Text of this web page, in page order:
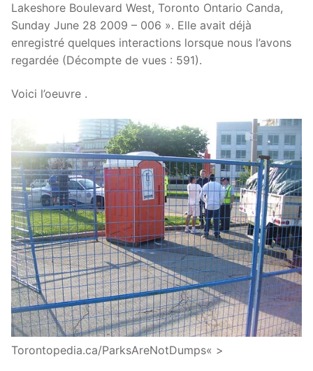
Lakeshore Boulevard West, Toronto Ontario Canda,
Sunday June 28 2009 – 006 ». Elle avait déjà
enregistré quelques interactions lorsque nous l’avons
regardée (Décompte de vues : 591).
Voici l’oeuvre .
Torontopedia.ca/ParksAreNotDumps« >